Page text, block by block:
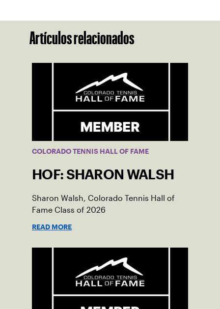
Artículos relacionados
COLORADO TENNIS HALL OF FAME
HOF: SHARON WALSH
Sharon Walsh, Colorado Tennis Hall of
Fame Class of 2026
READ MORE